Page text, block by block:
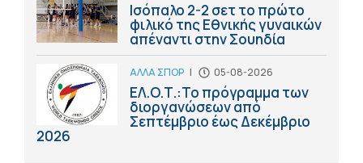
Ισόπαλο 2-2 σετ το πρώτο
φιλικό της Εθνικής γυναικών
απέναντι στην Σουηδία
ΑΛΛΑ ΣΠΟΡ | 05-08-2026
ΕΛ.Ο.Τ.:Το πρόγραμμα των
διοργανώσεων από
Σεπτέμβριο έως Δεκέμβριο
2026